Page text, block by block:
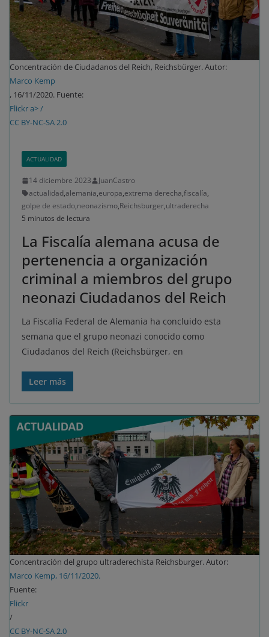
Concentración de Ciudadanos del Reich, Reichsbürger. Autor:
Marco Kemp
, 16/11/2020. Fuente:
Flickr a> /
CC BY-NC-SA 2.0
ACTUALIDAD
14 diciembre 2023
JuanCastro
actualidad,alemania,europa,extrema derecha,fiscalía,
golpe de estado,neonazismo,Reichsburger,ultraderecha
5 minutos de lectura
La Fiscalía alemana acusa de
pertenencia a organización
criminal a miembros del grupo
neonazi Ciudadanos del Reich
La Fiscalía Federal de Alemania ha concluido esta
semana que el grupo neonazi conocido como
Ciudadanos del Reich (Reichsbürger, en
Leer más
Concentración del grupo ultraderechista Reichsburger. Autor:
Marco Kemp, 16/11/2020.
Fuente:
Flickr
/
CC BY-NC-SA 2.0